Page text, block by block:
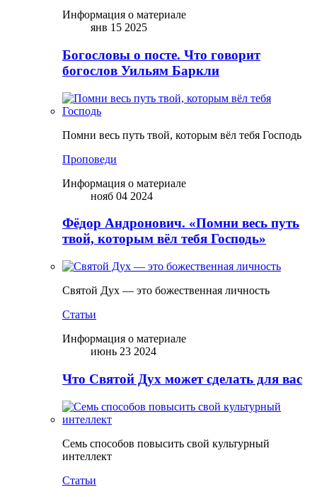
Информация о материале
янв 15 2025
Богословы о посте. Что говорит
богослов Уильям Баркли
Помни весь путь твой, которым вёл тебя Господь
Проповеди
Информация о материале
нояб 04 2024
Фёдор Андронович. «Помни весь путь
твой, которым вёл тебя Господь»
Святой Дух — это божественная личность
Статьи
Информация о материале
июнь 23 2024
Что Святой Дух может сделать для вас
Семь способов повысить свой культурный
интеллект
Статьи